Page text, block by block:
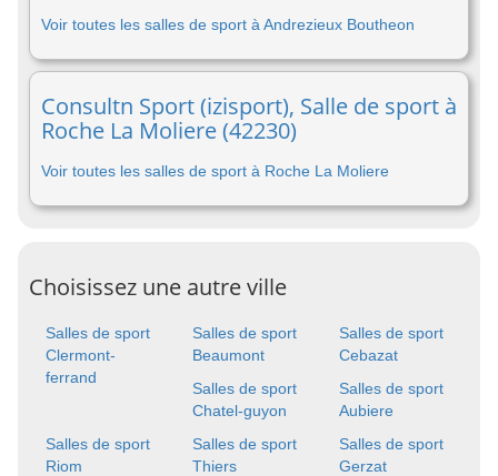
Voir toutes les salles de sport à Andrezieux Boutheon
Consultn Sport (izisport), Salle de sport à
Roche La Moliere (42230)
Voir toutes les salles de sport à Roche La Moliere
Choisissez une autre ville
Salles de sport
Clermont-
ferrand
Salles de sport
Beaumont
Salles de sport
Cebazat
Salles de sport
Chatel-guyon
Salles de sport
Aubiere
Salles de sport
Riom
Salles de sport
Thiers
Salles de sport
Gerzat